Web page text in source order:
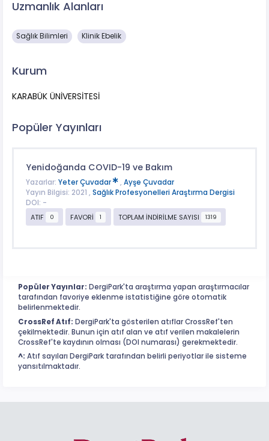
Uzmanlık Alanları
Sağlık Bilimleri Klinik Ebelik
Kurum
KARABÜK ÜNİVERSİTESİ
Popüler Yayınları
Yenidoğanda COVID-19 ve Bakım
Yazarlar: Yeter Çuvadar , Ayşe Çuvadar
Yayın Bilgisi: 2021 , Sağlık Profesyonelleri Araştırma Dergisi
DOI: -
ATIF
0 FAVORİ 1 TOPLAM İNDİRİLME SAYISI 1319
Popüler Yayınlar: DergiPark'ta araştırma yapan araştırmacılar
tarafından favoriye eklenme istatistiğine göre otomatik
belirlenmektedir.
CrossRef Atıf: DergiPark'ta gösterilen atıflar CrossRef'ten
çekilmektedir. Bunun için atıf alan ve atıf verilen makalelerin
CrossRef'te kaydının olması (DOI numarası) gerekmektedir.
^: Atıf sayıları DergiPark tarafından belirli periyotlar ile sisteme
yansıtılmaktadır.